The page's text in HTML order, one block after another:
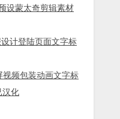
设蒙太奇剪辑素材
计登陆页面文字标
频包装动画文字标
汉化